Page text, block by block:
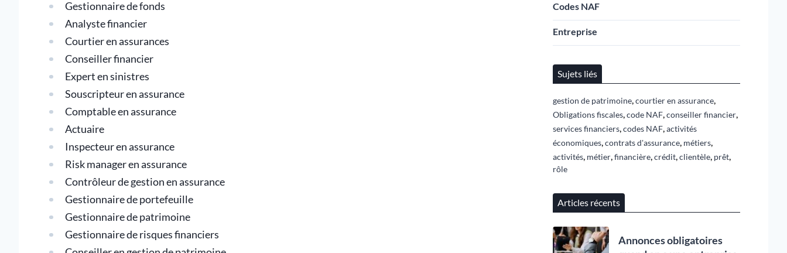
Gestionnaire de fonds
Analyste financier
Courtier en assurances
Conseiller financier
Expert en sinistres
Souscripteur en assurance
Comptable en assurance
Actuaire
Inspecteur en assurance
Risk manager en assurance
Contrôleur de gestion en assurance
Gestionnaire de portefeuille
Gestionnaire de patrimoine
Gestionnaire de risques financiers
Codes NAF
Entreprise
Sujets liés
gestion de patrimoine,courtier en assurance,
Obligations fiscales,code NAF,conseiller financier,
services financiers,codes NAF,activités
économiques,contrats d'assurance, métiers,
activités, métier,financière,crédit,clientèle, prêt,
rôle
Articles récents
Annonces obligatoires